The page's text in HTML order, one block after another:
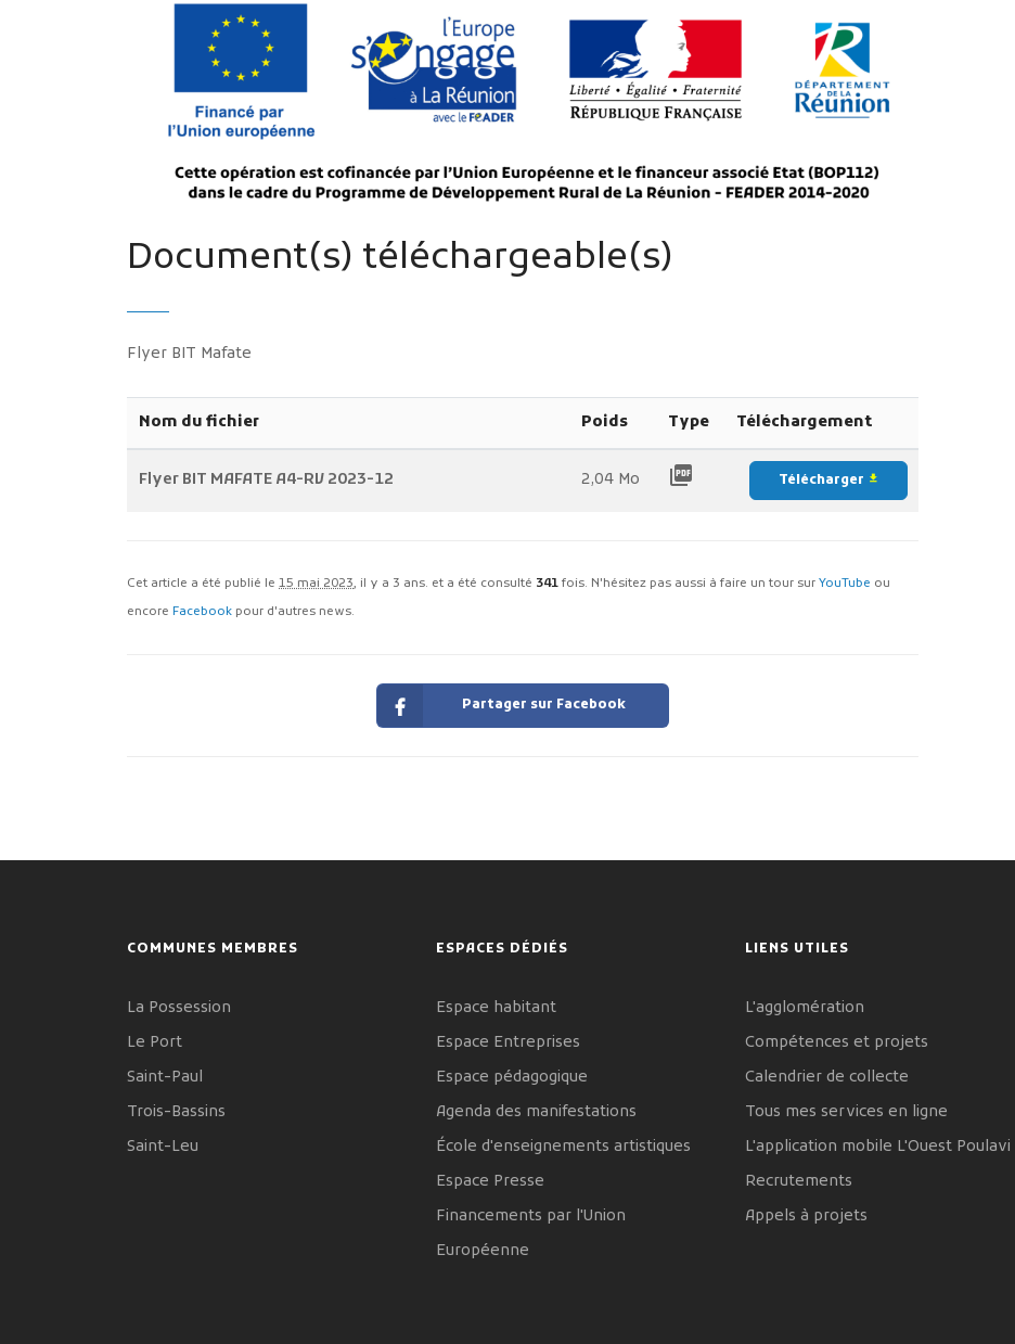
Document(s) téléchargeable(s)
Flyer BIT Mafate
Nom du fichier Poids Type Téléchargement
Flyer BIT MAFATE A4-RV 2023-12 2,04 Mo picture_as_pdf Télécharger file_download
Cet article a été publié le 15 mai 2023, il y a 3 ans. et a été consulté 341 fois. N'hésitez pas aussi à faire un tour sur YouTube ou
encore Facebook pour d'autres news.
Partager sur Facebook
COMMUNES MEMBRES
La Possession
Le Port
Saint-Paul
Trois-Bassins
Saint-Leu
ESPACES DÉDIÉS
Espace habitant
Espace Entreprises
Espace pédagogique
Agenda des manifestations
École d'enseignements artistiques
Espace Presse
Financements par l'Union
Européenne
LIENS UTILES
L'agglomération
Compétences et projets
Calendrier de collecte
Tous mes services en ligne
L'application mobile L'Ouest Poulavi
Recrutements
Appels à projets